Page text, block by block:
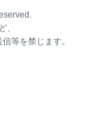
、
等を禁じます。